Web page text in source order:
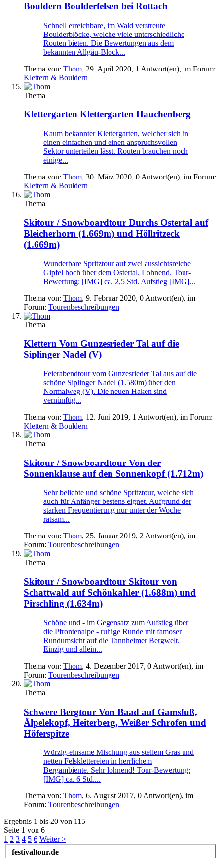
Bouldern Boulderfelsen bei Rottach
Schnell erreichbare, im Wald verstreute
Boulderblöcke, welche viele unterschiedliche
Routen bieten. Die Bewertungen aus dem
bekannten Allgäu-Block...
Thema von: Thom, 29. April 2020, 1 Antwort(en), im Forum:
Klettern & Bouldern
Thema
Klettergarten Klettergarten Hauchenberg
Kaum bekannter Klettergarten, welcher sich in
einen einfachen und einen anspruchsvollen
Sektor unterteilen lässt. Routen brauchen noch
einige...
Thema von: Thom, 30. März 2020, 0 Antwort(en), im Forum:
Klettern & Bouldern
Thema
Skitour / Snowboardtour Durchs Ostertal auf
Bleicherhorn (1.669m) und Höllritzeck
(1.669m)
Wunderbare Spritztour auf zwei aussichtsreiche
Gipfel hoch über dem Ostertal. Lohnend. Tour-
Bewertung: [IMG] ca. 2,5 Std. Aufstieg [IMG]...
Thema von: Thom, 9. Februar 2020, 0 Antwort(en), im
Forum: Tourenbeschreibungen
Thema
Klettern Vom Gunzesrieder Tal auf die
Siplinger Nadel (V)
Feierabendtour vom Gunzesrieder Tal aus auf die
schöne Siplinger Nadel (1.580m) über den
Normalweg (V). Die neuen Haken sind
vernünftig...
Thema von: Thom, 12. Juni 2019, 1 Antwort(en), im Forum:
Klettern & Bouldern
Thema
Skitour / Snowboardtour Von der
Sonnenklause auf den Sonnenkopf (1.712m)
Sehr beliebte und schöne Spritztour, welche sich
auch für Anfänger bestens eignet. Aufgrund der
starken Frequentierung nur unter der Woche
ratsam...
Thema von: Thom, 25. Januar 2019, 2 Antwort(en), im
Forum: Tourenbeschreibungen
Thema
Skitour / Snowboardtour Skitour von
Schattwald auf Schönkahler (1.688m) und
Pirschling (1.634m)
Schöne und - im Gegensatz zum Aufstieg über
die Pfrontenalpe - ruhige Runde mit famoser
Rundumsicht auf die Tannheimer Bergwelt.
Einzig und allein...
Thema von: Thom, 4. Dezember 2017, 0 Antwort(en), im
Forum: Tourenbeschreibungen
Thema
Schwere Bergtour Von Baad auf Gamsfuß,
Älpelekopf, Heiterberg, Weißer Schrofen und
Höferspitze
Würzig-einsame Mischung aus steilem Gras und
netten Felsklettereien in herrlichem
Bergambiente. Sehr lohnend! Tour-Bewertung:
[IMG] ca. 6 Std....
Thema von: Thom, 6. August 2017, 0 Antwort(en), im
Forum: Tourenbeschreibungen
Ergebnis 1 bis 20 von 115
Seite 1 von 6
1 2 3 4 5 6 Weiter >
festivaltour.de